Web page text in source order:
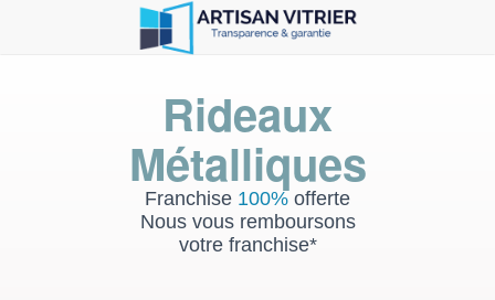
Rideaux
Métalliques
Franchise 100% offerte
Nous vous remboursons
votre franchise*